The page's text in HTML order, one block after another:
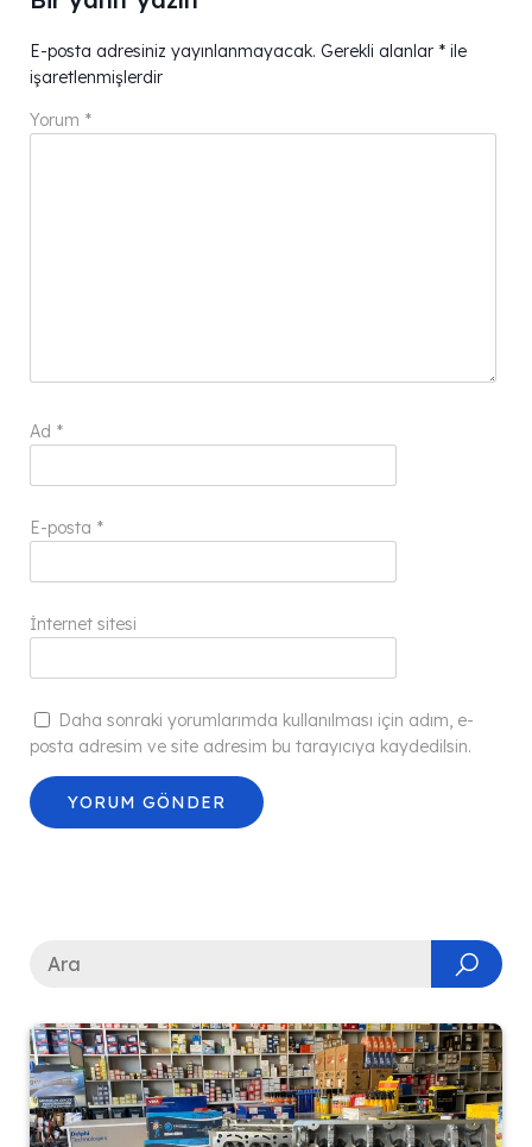
E-posta adresiniz yayınlanmayacak. Gerekli alanlar * ile
işaretlenmişlerdir
Yorum *
Ad *
E-posta *
İnternet sitesi
Daha sonraki yorumlarımda kullanılması için adım, e-
posta adresim ve site adresim bu tarayıcıya kaydedilsin.